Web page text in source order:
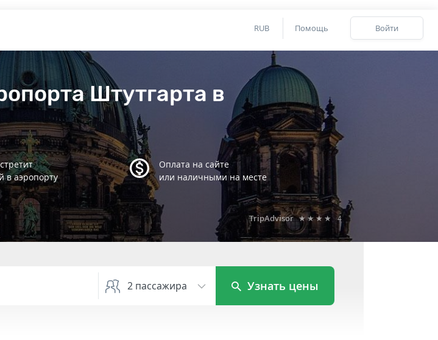
RUB Помощь Войти
Штутгарта в
в аэропорту
Оплата на сайте
или наличными на месте
TripAdvisor ★★★★ 4
2 пассажира Узнать цены